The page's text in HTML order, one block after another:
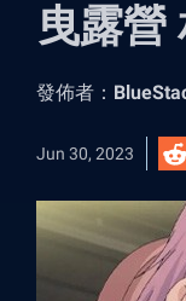
曳露營
發佈者：
Jun 30, 2023